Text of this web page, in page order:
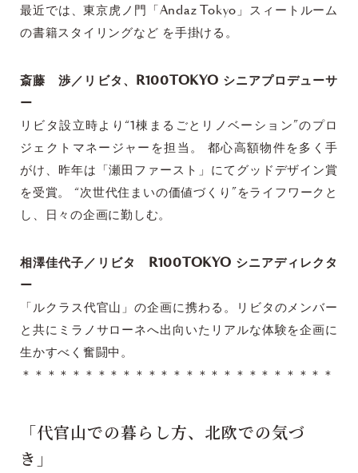
最近では、東京虎ノ門「Andaz Tokyo」スィートルーム
の書籍スタイリングなど を手掛ける。
斎藤 渉／リビタ、
R100TOKYO シニアプロデューサ
ー
リビタ設立時より“1棟まるごとリノベーション”のプロ
ジェクトマネージャーを担当。 都心高額物件を多く手
がけ、昨年は「瀬田ファースト」にてグッドデザイン賞
を受賞。 “次世代住まいの価値づくり”をライフワークと
し、日々の企画に勤しむ。
相澤佳代子／リビタ R100TOKYO シニアディレクタ
ー
「ルクラス代官山」の企画に携わる。リビタのメンバー
と共にミラノサローネへ出向いたリアルな体験を企画に
生かすべく奮闘中。
＊＊＊＊＊＊＊＊＊＊＊＊＊＊＊＊＊＊＊＊＊＊＊＊＊
「代官山での暮らし方、北欧での気づ
き」